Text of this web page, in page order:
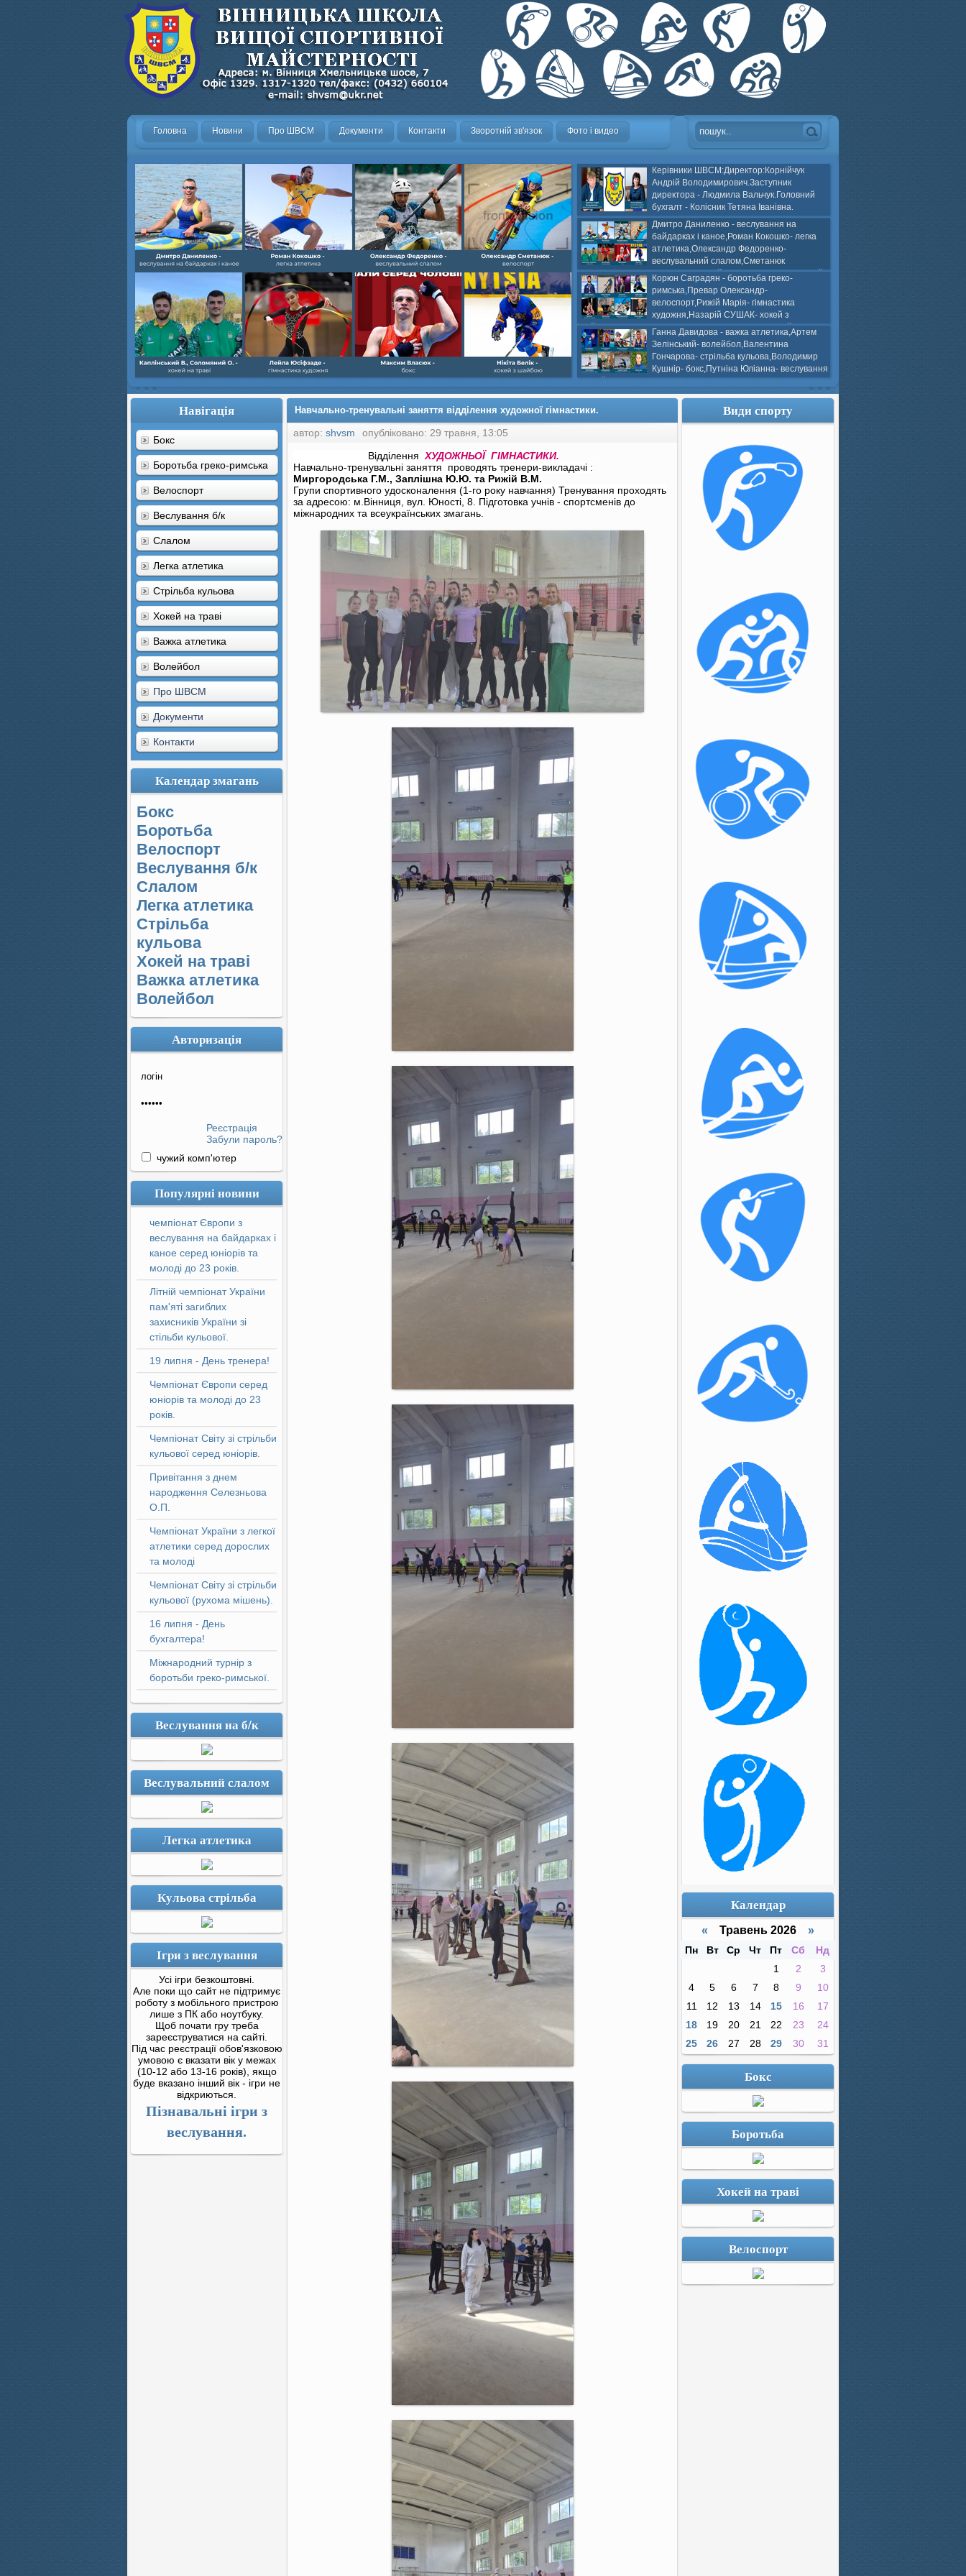
Головна Новини Про ШВСМ Документи Контакти Зворотній зв'язок Фото і видео
Керівники ШВСМ:Директор:Корнійчук
Андрій Володимирович.Заступник
директора - Людмила Вальчук.Головний
бухгалт - Колісник Тетяна Іванівна.
Дмитро Даниленко - веслування на
байдарках і каное,Роман Кокошко- легка
атлетика,Олександр Федоренко-
веслувальний слалом,Сметанюк
Олександр- велоспорт,Каплінський Володимир, Соломяний
Олександр- хокей на траві,Лейла Юсіфзаде- гімнастика
художня,Максим Власюк- бокс,Нікіта БЕЛІК- хокей з шайбою.
Корюн Саградян - боротьба греко-
римська,Превар Олександр-
велоспорт,Рижій Марія- гімнастика
художня,Назарій СУШАК- хокей з
шайбою,Ігор Бичков- боротьба греко-римська,Сергій
Колісник- важка атлетика,Вікторія Добротворська-
веслвальний слалом,Валерія Якушева - волейбол.
Ганна Давидова - важка атлетика,Артем
Зелінський- волейбол,Валентина
Гончарова- стрільба кульова,Володимир
Кушнір- бокс,Путніна Юліанна- веслування
на байдарках і каное,Моїсеєнко Марія- стрільба
кульова,Селезньов Г. веслування на байдарках і
Навігація
Бокс
Боротьба греко-римська
Велоспорт
Веслування б/к
Cлалом
Легка атлетика
Стрільба кульова
Хокей на траві
Важка атлетика
Волейбол
Про ШВСМ
Документи
Контакти
Календар змагань
Бокс
Боротьба
Велоспорт
Веслування б/к
Cлалом
Легка атлетика
Стрільба
кульова
Хокей на траві
Важка атлетика
Волейбол
Авторизація
Реєстрація
Забули пароль?
чужий комп'ютер
Популярні новини
чемпіонат Європи з
веслування на байдарках і
каное серед юніорів та
молоді до 23 років.
Літній чемпіонат України
пам'яті загиблих
захисників України зі
стільби кульової.
19 липня - День тренера!
Чемпіонат Європи серед
юніорів та молоді до 23
років.
Чемпіонат Світу зі стрільби
кульової серед юніорів.
Привітання з днем
народження Селезньова
О.П.
Чемпіонат України з легкої
атлетики серед дорослих
та молоді
Чемпіонат Світу зі стрільби
кульової (рухома мішень).
16 липня - День
бухгалтера!
Міжнародний турнір з
боротьби греко-римської.
Веслування на б/к
Веслувальний слалом
Легка атлетика
Кульова стрільба
Ігри з веслування
Усі ігри безкоштовні.
Але поки що сайт не підтримує
роботу з мобільного пристрою
лише з ПК або ноутбуку.
Щоб почати гру треба
зареєструватися на сайті.
Під час реєстрації обов'язковою
умовою є вказати вік у межах
(10-12 або 13-16 років), якщо
буде вказано інший вік - ігри не
відкриються.
Пізнавальні ігри з
веслування.
Навчально-тренувальні заняття відділення художної гімнастики.
автор: shvsm
опубліковано: 29 травня, 13:05
Відділення ХУДОЖНЬОЇ ГІМНАСТИКИ.
Навчально-тренувальні заняття проводять тренери-викладачі :
Миргородська Г.М., Заплішна Ю.Ю. та Рижій В.М.
Групи спортивного удосконалення (1-го року навчання) Тренування проходять
за адресою: м.Вінниця, вул. Юності, 8. Підготовка учнів - спортсменів до
міжнародних та всеукраїнських змагань.
Види спорту
Календар
« Травень 2026 »
Пн Вт Ср Чт Пт Сб
Нд
1
2
3
4
5 6 7 8 9
10
11
12 13 14 15 16
17
18
19 20 21 22 23
24
25
26 27 28 29 30 31
Бокс
Боротьба
Хокей на траві
Велоспорт